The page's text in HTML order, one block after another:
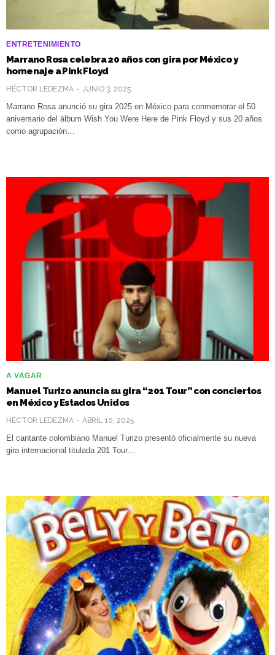
ENTRETENIMIENTO
Marrano Rosa celebra 20 años con gira por México y
homenaje a Pink Floyd
HÉCTOR LEDEZMA JUNIO 3, 2025
Marrano Rosa anunció su gira 2025 en México para conmemorar el 50
aniversario del álbum Wish You Were Here de Pink Floyd y sus 20 años
como agrupación…
A VAGAR
Manuel Turizo anuncia su gira “201 Tour” con conciertos
en México y Estados Unidos
HÉCTOR LEDEZMA ABRIL 10, 2025
El cantante colombiano Manuel Turizo presentó oficialmente su nueva
gira internacional titulada 201 Tour…